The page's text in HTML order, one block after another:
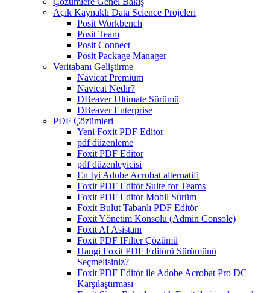
Açık Kaynaklı Data Science Projeleri
Posit Workbench
Posit Team
Posit Connect
Posit Package Manager
Veritabanı Geliştirme
Navicat Premium
Navicat Nedir?
DBeaver Ultimate Sürümü
DBeaver Enterprise
PDF Çözümleri
Yeni Foxit PDF Editor
pdf düzenleme
Foxit PDF Editör
pdf düzenleyicisi
En İyi Adobe Acrobat alternatifi
Foxit PDF Editör Suite for Teams
Foxit PDF Editör Mobil Sürüm
Foxit Bulut Tabanlı PDF Editör
Foxit Yönetim Konsolu (Admin Console)
Foxit AI Asistanı
Foxit PDF IFilter Çözümü
Hangi Foxit PDF Editörü Sürümünü
Seçmelisiniz?
Foxit PDF Editör ile Adobe Acrobat Pro DC
Karşılaştırması